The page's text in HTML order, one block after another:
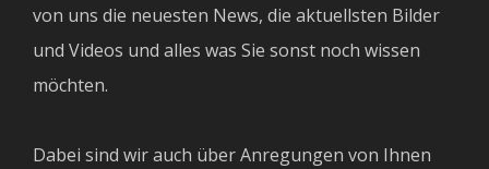
von uns die neuesten News, die aktuellsten Bilder
und Videos und alles was Sie sonst noch wissen
möchten.
Dabei sind wir auch über Anregungen von Ihnen